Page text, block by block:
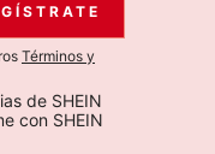
Suscribir
Términos y
de SHEIN
con SHEIN